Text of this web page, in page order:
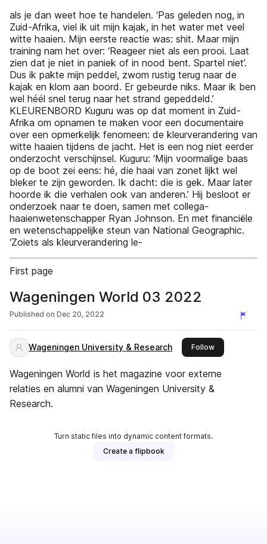
als je dan weet hoe te handelen. ‘Pas geleden nog, in
Zuid-Afrika, viel ik uit mijn kajak, in het water met veel
witte haaien. Mijn eerste reactie was: shit. Maar mijn
training nam het over: ‘Reageer niet als een prooi. Laat
zien dat je niet in paniek of in nood bent. Spartel niet’.
Dus ik pakte mijn peddel, zwom rustig terug naar de
kajak en klom aan boord. Er gebeurde niks. Maar ik ben
wel héél snel terug naar het strand gepeddeld.’
KLEURENBORD Kuguru was op dat moment in Zuid-
Afrika om opnamen te maken voor een documentaire
over een opmerkelijk fenomeen: de kleurverandering van
witte haaien tijdens de jacht. Het is een nog niet eerder
onderzocht verschijnsel. Kuguru: ‘Mijn voormalige baas
op de boot zei eens: hé, die haai van zonet lijkt wel
bleker te zijn geworden. Ik dacht: die is gek. Maar later
hoorde ik die verhalen ook van anderen.’ Hij besloot er
onderzoek naar te doen, samen met collega-
haaienwetenschapper Ryan Johnson. En met financiële
en wetenschappelijke steun van National Geographic.
‘Zoiets als kleurverandering le-
First page
Wageningen World 03 2022
Published on Dec 20, 2022
Wageningen University & Research Followthis publisher
Wageningen World is het magazine voor externe
relaties en alumni van Wageningen University &
Research.
Turn static files into dynamic content formats.
Create a flipbook